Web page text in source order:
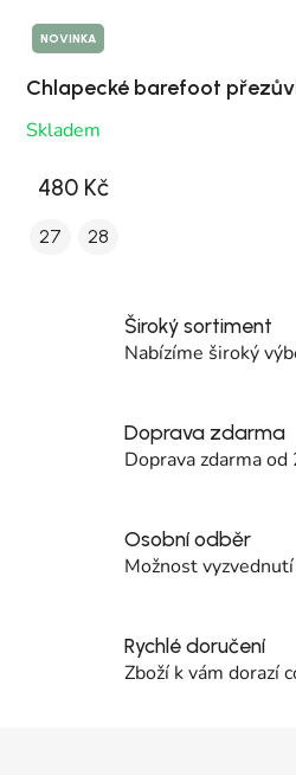
NOVINKA
Chlapecké barefoot
Skladem
480 Kč
27 28
Široký sortiment
Nabízíme široký
Doprava zdarma
Doprava zdarma od
Osobní odběr
Možnost
Rychlé doručení
Zboží k vám dorazí